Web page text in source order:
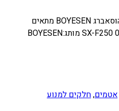
אטם מכסה קלאץ' לקטמ / הוסאברג BOYESEN מתאים
לדגמים: SX-F250 05-12, TE250 2013 מותג:BOYESEN
אטמים, חלקים למנוע